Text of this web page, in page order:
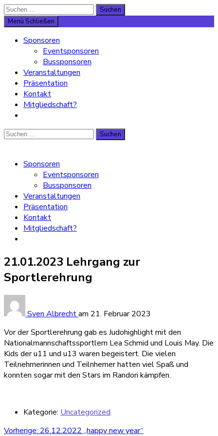
Suche
nach:
Suchen
Menü Schließen
Sponsoren
Eventsponsoren
Bussponsoren
Veranstaltungen
Präsentation
Kontakt
Mitgliedschaft?
Suche
Suchen
Sponsoren
Eventsponsoren
Bussponsoren
Veranstaltungen
Präsentation
Kontakt
Mitgliedschaft?
21.01.2023 Lehrgang zur
Sportlerehrung
Sven Albrechtam 21. Februar 2023
Vor der Sportlerehrung gab es Judohighlight mit den
Nationalmannschaftssportlern Lea Schmid und Louis May. Die
Kids der u11 und u13 waren begeistert. Die vielen
Teilnehmerinnen und Teilnhemer hatten viel Spaß und
konnten sogar mit den Stars im Randori kämpfen.
Kategorie: Uncategorized
Beitragsnavigation
Vorherige: Vorheriger
26.12.2022 „happy new year“